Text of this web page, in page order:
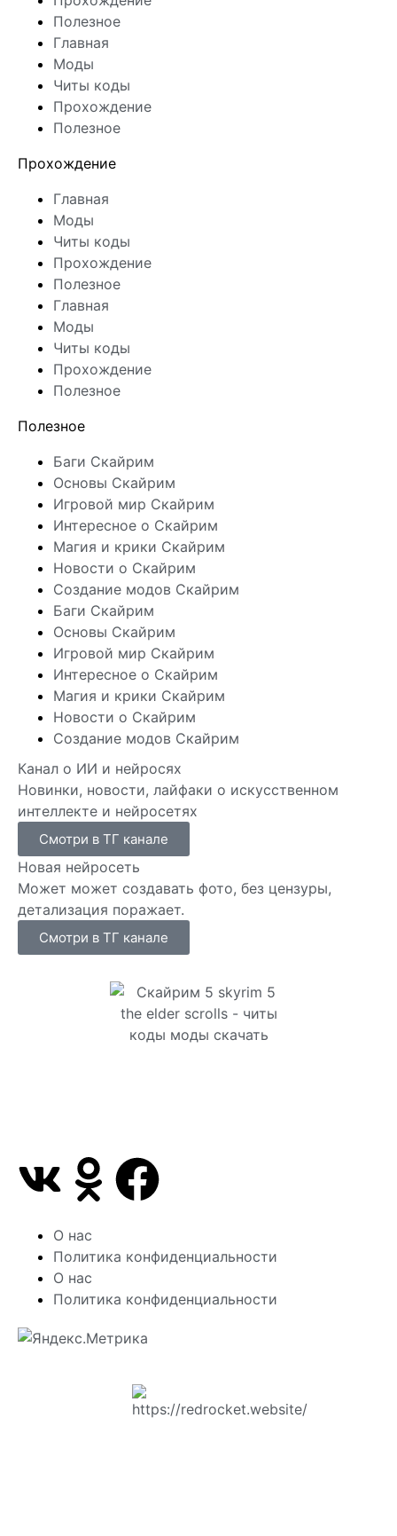
Полезное
Главная
Моды
Читы коды
Прохождение
Полезное
Прохождение
Главная
Моды
Читы коды
Прохождение
Полезное
Главная
Моды
Читы коды
Прохождение
Полезное
Полезное
Баги Скайрим
Основы Скайрим
Игровой мир Скайрим
Интересное о Скайрим
Магия и крики Скайрим
Новости о Скайрим
Создание модов Скайрим
Баги Скайрим
Основы Скайрим
Игровой мир Скайрим
Интересное о Скайрим
Магия и крики Скайрим
Новости о Скайрим
Создание модов Скайрим
Канал о ИИ и нейросях
Новинки, новости, лайфаки о искусственном
интеллекте и нейросетях
Смотри в ТГ канале
Новая нейросеть
Может может создавать фото, без цензуры,
детализация поражает.
Смотри в ТГ канале
О нас
Политика конфиденциальности
О нас
Политика конфиденциальности